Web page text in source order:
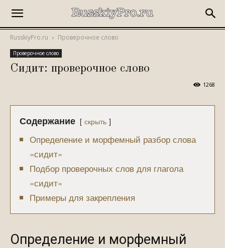
RusskiyPro.ru Проверочное слово
Проверочное слово
Сидит: проверочное слово
1268
Содержание скрыть
Определение и морфемный разбор слова
«сидит»
Подбор проверочных слов для глагола
«сидит»
Примеры для закрепления
Определение и морфемный